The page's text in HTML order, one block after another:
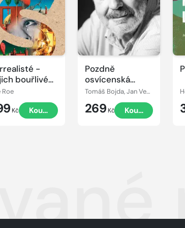
-
bouřlivé
Roe
Kč Koupit
Pozdně
osvícenská
dramaturgie
Jana Vedrala
Tomáš Bojda, Jan Vedral
269 Kč Koupit